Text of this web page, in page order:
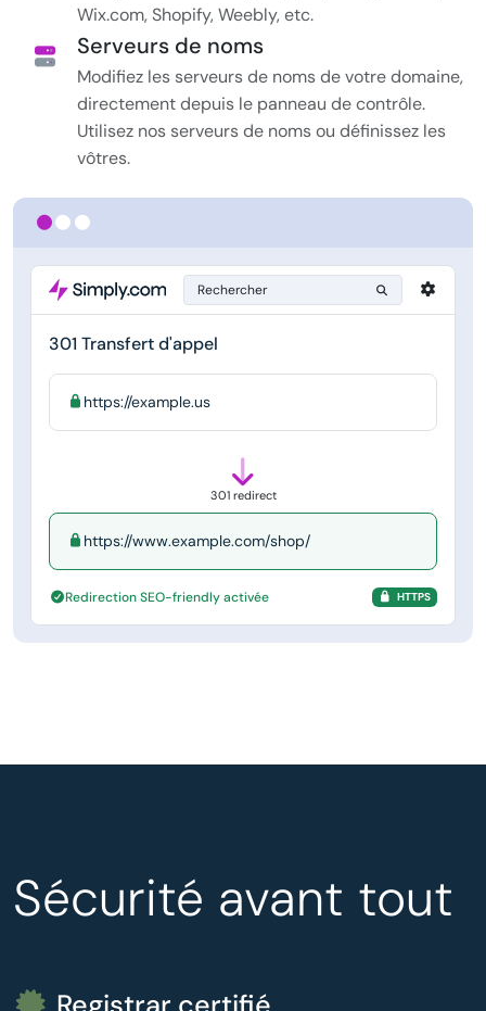
Rechercher
301 Transfert d'appel
https://example.us
301 redirect
https://www.example.com/shop/
Redirection SEO-friendly activée HTTPS
Wix.com, Shopify, Weebly, etc.
Serveurs de noms
Modifiez les serveurs de noms de votre domaine,
directement depuis le panneau de contrôle.
Utilisez nos serveurs de noms ou définissez les
vôtres.
Sécurité avant tout